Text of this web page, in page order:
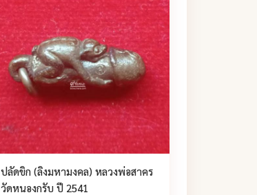
ปลัดขิก (ลิงมหามงคล) หลวงพ่อสาคร
วัดหนองกรับ ปี 2541